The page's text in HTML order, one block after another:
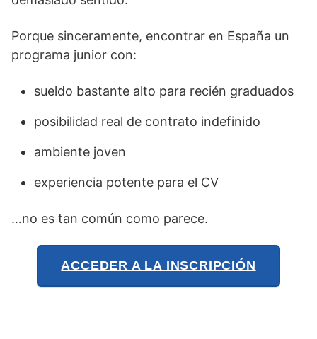
Porque sinceramente, encontrar en España un
programa junior con:
sueldo bastante alto para recién graduados
posibilidad real de contrato indefinido
ambiente joven
experiencia potente para el CV
…no es tan común como parece.
ACCEDER A LA INSCRIPCIÓN